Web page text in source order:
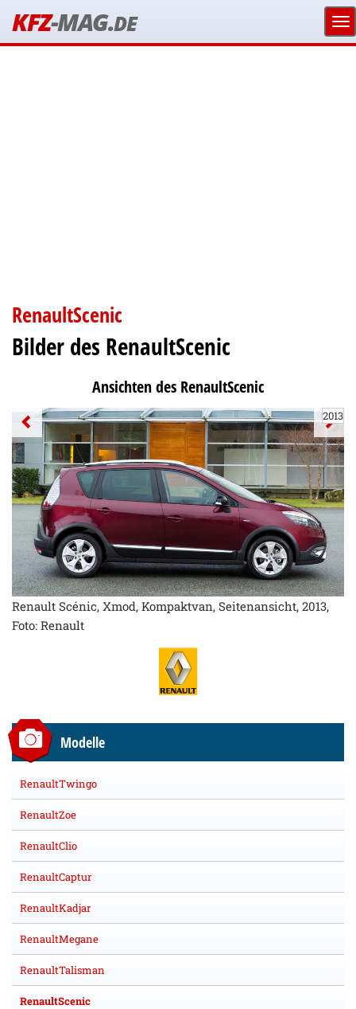
KFZ-MAG.DE
RenaultScenic
Bilder des RenaultScenic
Ansichten des RenaultScenic
2013
Renault Scénic, Xmod, Kompaktvan, Seitenansicht, 2013,
Foto: Renault
Modelle
RenaultTwingo
RenaultZoe
RenaultClio
RenaultCaptur
RenaultKadjar
RenaultMegane
RenaultTalisman
RenaultScenic